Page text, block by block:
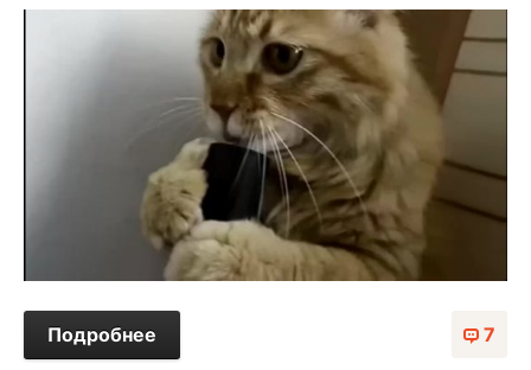
7
Подробнее